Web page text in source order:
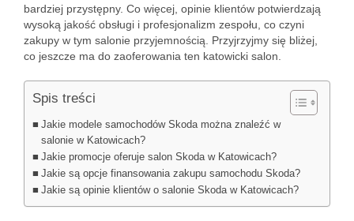
bardziej przystępny. Co więcej, opinie klientów potwierdzają
wysoką jakość obsługi i profesjonalizm zespołu, co czyni
zakupy w tym salonie przyjemnością. Przyjrzyjmy się bliżej,
co jeszcze ma do zaoferowania ten katowicki salon.
Spis treści
Jakie modele samochodów Skoda można znaleźć w
salonie w Katowicach?
Jakie promocje oferuje salon Skoda w Katowicach?
Jakie są opcje finansowania zakupu samochodu Skoda?
Jakie są opinie klientów o salonie Skoda w Katowicach?